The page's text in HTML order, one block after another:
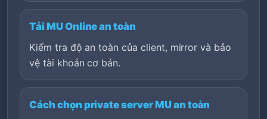
Tải MU Online an toàn
Kiểm tra độ an toàn của client, mirror và bảo
vệ tài khoản cơ bản.
Cách chọn private server MU an toàn